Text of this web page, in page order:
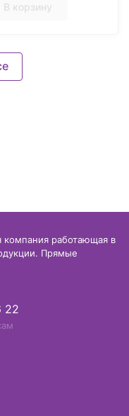
В корзину
работающая в
Прямые
22